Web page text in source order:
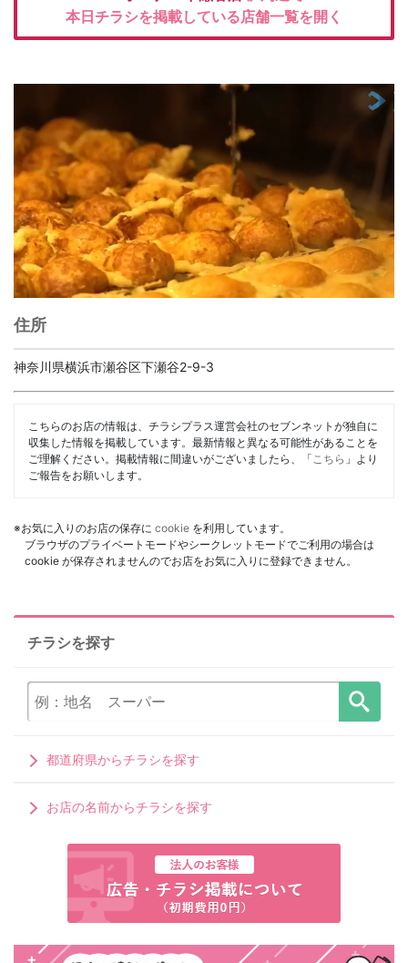
本日チラシを掲載している店舗一覧を開く
住所
神奈川県横浜市瀬谷区下瀬谷2-9-3
こちらのお店の情報は、チラシプラス運営会社のセブンネットが独自に
収集した情報を掲載しています。最新情報と異なる可能性があることを
ご理解ください。掲載情報に間違いがございましたら、「 こちら 」より
ご報告をお願いします。
※お気に入りのお店の保存に cookie を利用しています。
ブラウザのプライベートモードやシークレットモードでご利用の場合は
cookie が保存されませんのでお店をお気に入りに登録できません。
チラシを探す
都道府県からチラシを探す
お店の名前からチラシを探す